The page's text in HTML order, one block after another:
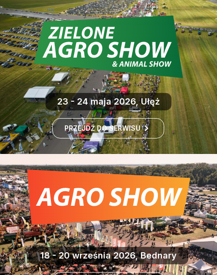
23 - 24 maja 2026, Ułęż
PRZEJDŹ DO SERWISU
18 - 20 września 2026, Bednary